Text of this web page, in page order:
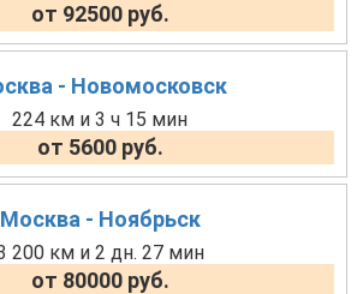
от 92500 руб.
- Новомосковск
224 км и 3 ч 15 мин
от 5600 руб.
Москва - Ноябрьск
200 км и 2 дн. 27 мин
от 80000 руб.